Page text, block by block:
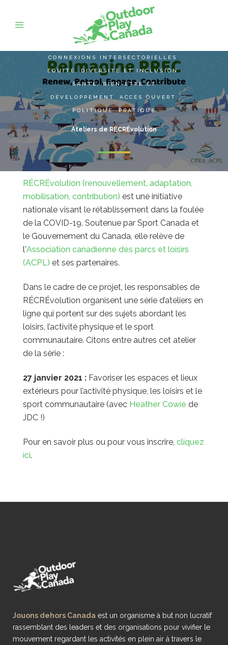
CONNEXIONS INTERSECTORIELLES ,
ÉQUITÉ, DIVERSITÉ ET INCLUSION,
SANTÉ, BIEN-ÊTRE ET
DÉVELOPPEMENT ACCÈS OUVERT,
POLITIQUE,PRATIQUE
Ateliers de RÉCRÉvolution
RÉCRÉvolution (renouvellement, adaptation,
mobilisation, contribution) est une initiative
nationale visant le rétablissement dans la foulée
de la COVID-19. Soutenue par Sport Canada et
le Gouvernement du Canada, elle relève de
l'Association canadienne des parcs et loisirs
(ACPL) et ses partenaires.
Dans le cadre de ce projet, les responsables de
RÉCRÉvolution organisent une série d’ateliers en
ligne qui portent sur des sujets abordant les
loisirs, l’activité physique et le sport
communautaire. Citons entre autres cet atelier
de la série :
27 janvier 2021 :Favoriser les espaces et lieux
extérieurs pour l’activité physique, les loisirs et le
sport communautaire (avec Heather Cowie de
JDC !)
Pour en savoir plus ou pour vous inscrire, cliquez
ici.
Jouons dehors Canada est un organisme à but non lucratif
rassemblant des leaders et des organisations pour vivifier le
mouvement regardant les activités en plein air à travers le